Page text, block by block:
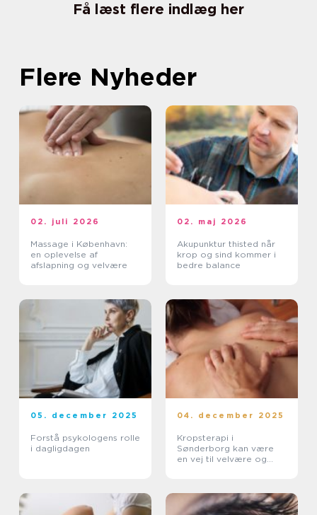
Få læst flere indlæg her
Flere Nyheder
02. juli 2026
Massage i København:
en oplevelse af
afslapning og velvære
02. maj 2026
Akupunktur thisted når
krop og sind kommer i
bedre balance
05. december 2025
Forstå psykologens rolle
i dagligdagen
04. december 2025
Kropsterapi i
Sønderborg kan være
en vej til velvære og